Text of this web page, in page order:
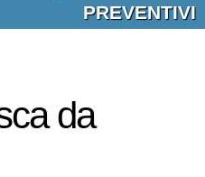
PREVENTIVI
da